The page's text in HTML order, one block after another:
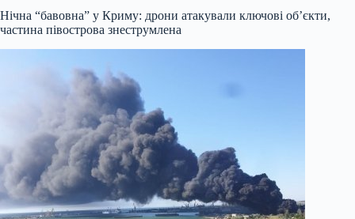
Нічна “бавовна” у Криму: дрони атакували ключові об’єкти,
частина півострова знеструмлена